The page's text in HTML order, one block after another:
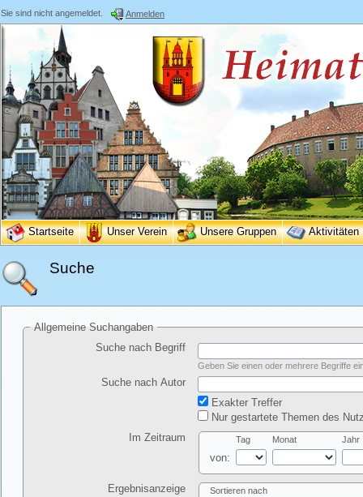
Sie sind nicht angemeldet. Anmelden
Startseite Unser Verein Unsere Gruppen Aktivitäten
Suche
Allgemeine Suchangaben
Suche nach Begriff
Geben Sie einen oder mehrere Begriffe
Suche nach Autor
Exakter Treffer
Nur gestartete Themen des
Im Zeitraum
von:
Tag Monat Jahr
Ergebnisanzeige Sortieren nach